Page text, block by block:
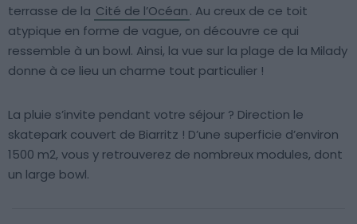
terrasse de la Cité de l’Océan. Au creux de ce toit
atypique en forme de vague, on découvre ce qui
ressemble à un bowl. Ainsi, la vue sur la plage de la Milady
donne à ce lieu un charme tout particulier !
La pluie s’invite pendant votre séjour ? Direction le
skatepark couvert de Biarritz ! D’une superficie d’environ
1500 m2, vous y retrouverez de nombreux modules, dont
un large bowl.